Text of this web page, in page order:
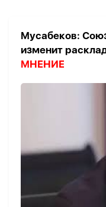
Мусабеков:
изменит
МНЕНИЕ